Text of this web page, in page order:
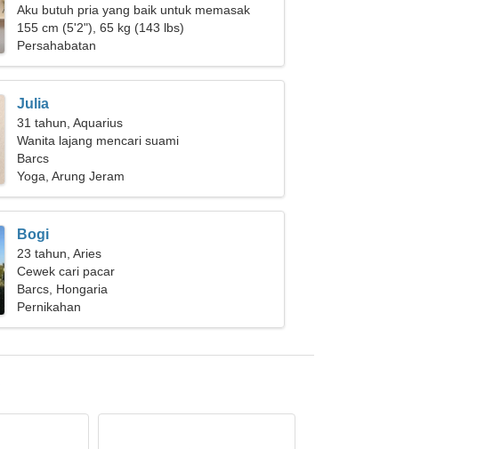
Aku butuh pria yang baik untuk memasak
bersama
155 cm (5'2"), 65 kg (143 lbs)
Persahabatan
Julia
31 tahun, Aquarius
Wanita lajang mencari suami
Barcs
Yoga, Arung Jeram
Bogi
23 tahun, Aries
Cewek cari pacar
Barcs, Hongaria
Pernikahan